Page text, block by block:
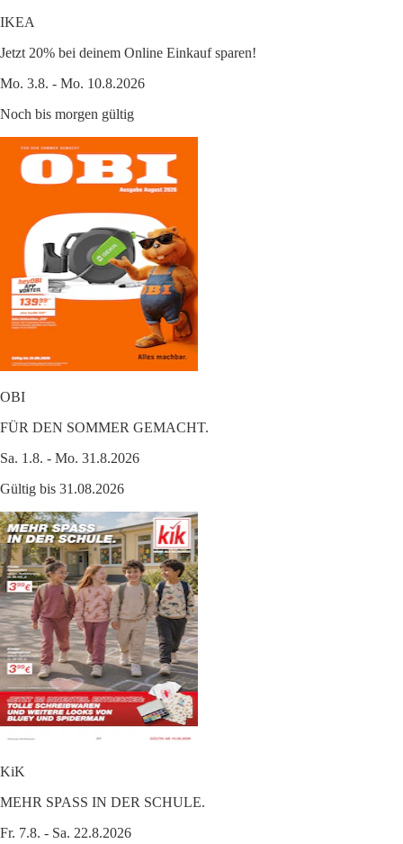
IKEA
Jetzt 20% bei deinem Online Einkauf sparen!
Mo. 3.8. - Mo. 10.8.2026
Noch bis morgen gültig
OBI
FÜR DEN SOMMER GEMACHT.
Sa. 1.8. - Mo. 31.8.2026
Gültig bis 31.08.2026
KiK
MEHR SPASS IN DER SCHULE.
Fr. 7.8. - Sa. 22.8.2026